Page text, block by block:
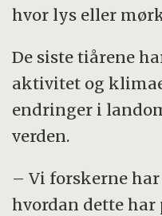
hvor lys eller
De siste tiårene
aktivitet og
endringer i
verden.
– Vi forskerne
hvordan dette